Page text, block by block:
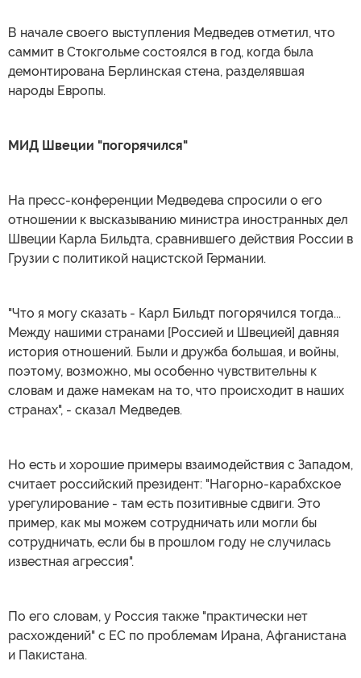
В начале своего выступления Медведев отметил, что
саммит в Стокгольме состоялся в год, когда была
демонтирована Берлинская стена, разделявшая
народы Европы.
МИД Швеции "погорячился"
На пресс-конференции Медведева спросили о его
отношении к высказыванию министра иностранных дел
Швеции Карла Бильдта, сравнившего действия России в
Грузии с политикой нацистской Германии.
"Что я могу сказать - Карл Бильдт погорячился тогда...
Между нашими странами [Россией и Швецией] давняя
история отношений. Были и дружба большая, и войны,
поэтому, возможно, мы особенно чувствительны к
словам и даже намекам на то, что происходит в наших
странах", - сказал Медведев.
Но есть и хорошие примеры взаимодействия с Западом,
считает российский президент: "Нагорно-карабхское
урегулирование - там есть позитивные сдвиги. Это
пример, как мы можем сотрудничать или могли бы
сотрудничать, если бы в прошлом году не случилась
известная агрессия".
По его словам, у Россия также "практически нет
расхождений" с ЕС по проблемам Ирана, Афганистана
и Пакистана.